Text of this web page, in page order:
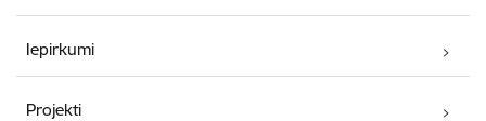
Iepirkumi
Projekti